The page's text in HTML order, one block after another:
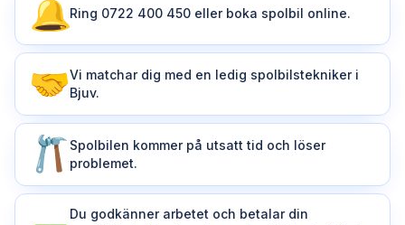
Ring 0722 400 450 eller boka spolbil online.
Vi matchar dig med en ledig spolbilstekniker i
Bjuv.
Spolbilen kommer på utsatt tid och löser
problemet.
Du godkänner arbetet och betalar din